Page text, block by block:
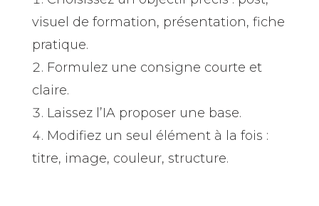
visuel de formation, présentation, fiche
pratique.
Formulez une consigne courte et
claire.
Laissez l’IA proposer une base.
Modifiez un seul élément à la fois :
titre, image, couleur, structure.